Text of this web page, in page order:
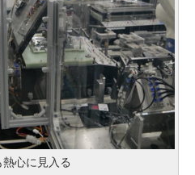
心に見入る